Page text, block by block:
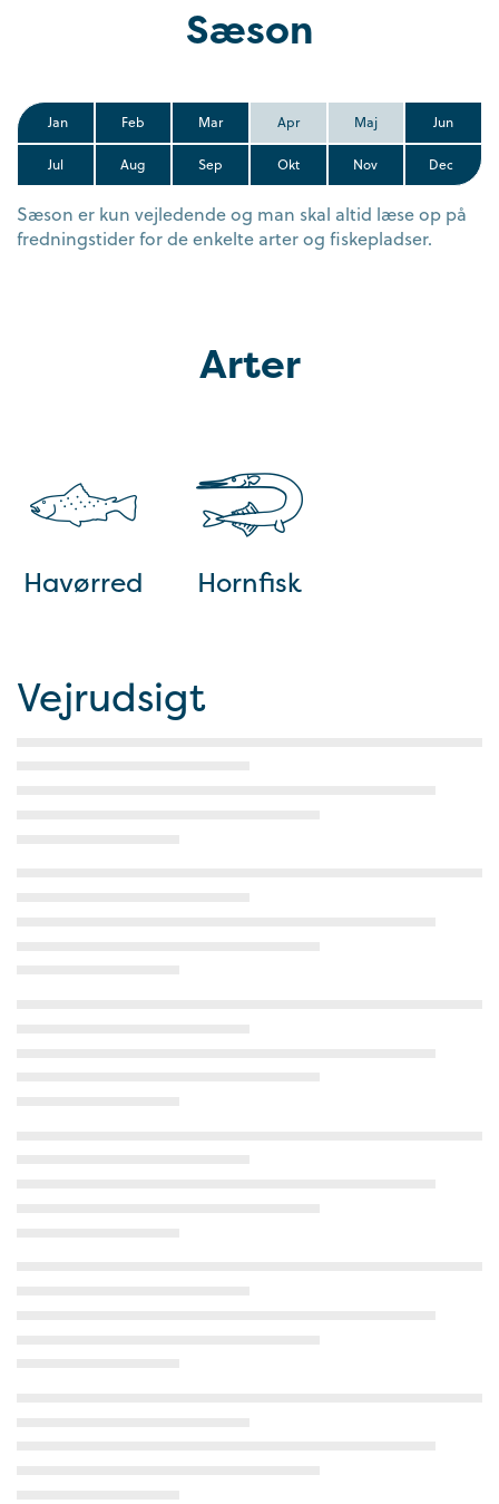
Sæson
Jan Feb Mar Apr Maj Jun
Jul Aug Sep Okt Nov Dec
Sæson er kun vejledende og man skal altid læse op på
fredningstider for de enkelte arter og fiskepladser.
Arter
Havørred Hornfisk
Vejrudsigt